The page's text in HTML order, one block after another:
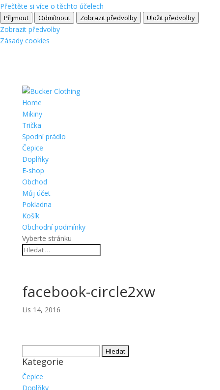
Přečtěte si více o těchto účelech
Přijmout Odmítnout Zobrazit předvolby Uložit předvolby
Zobrazit předvolby
Zásady cookies
Home
Mikiny
Trička
Spodní prádlo
Čepice
Doplňky
E-shop
Obchod
Můj účet
Pokladna
Košík
Obchodní podmínky
Vyberte stránku
facebook-circle2xw
Lis 14, 2016
Kategorie
Čepice
Doplňky